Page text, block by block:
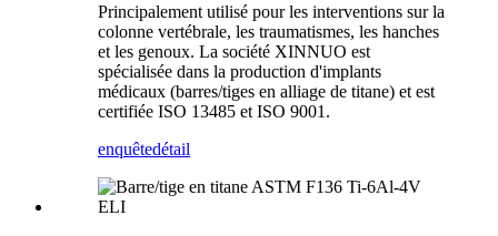
Principalement utilisé pour les interventions sur la
colonne vertébrale, les traumatismes, les hanches
et les genoux. La société XINNUO est
spécialisée dans la production d'implants
médicaux (barres/tiges en alliage de titane) et est
certifiée ISO 13485 et ISO 9001.
enquêtedétail